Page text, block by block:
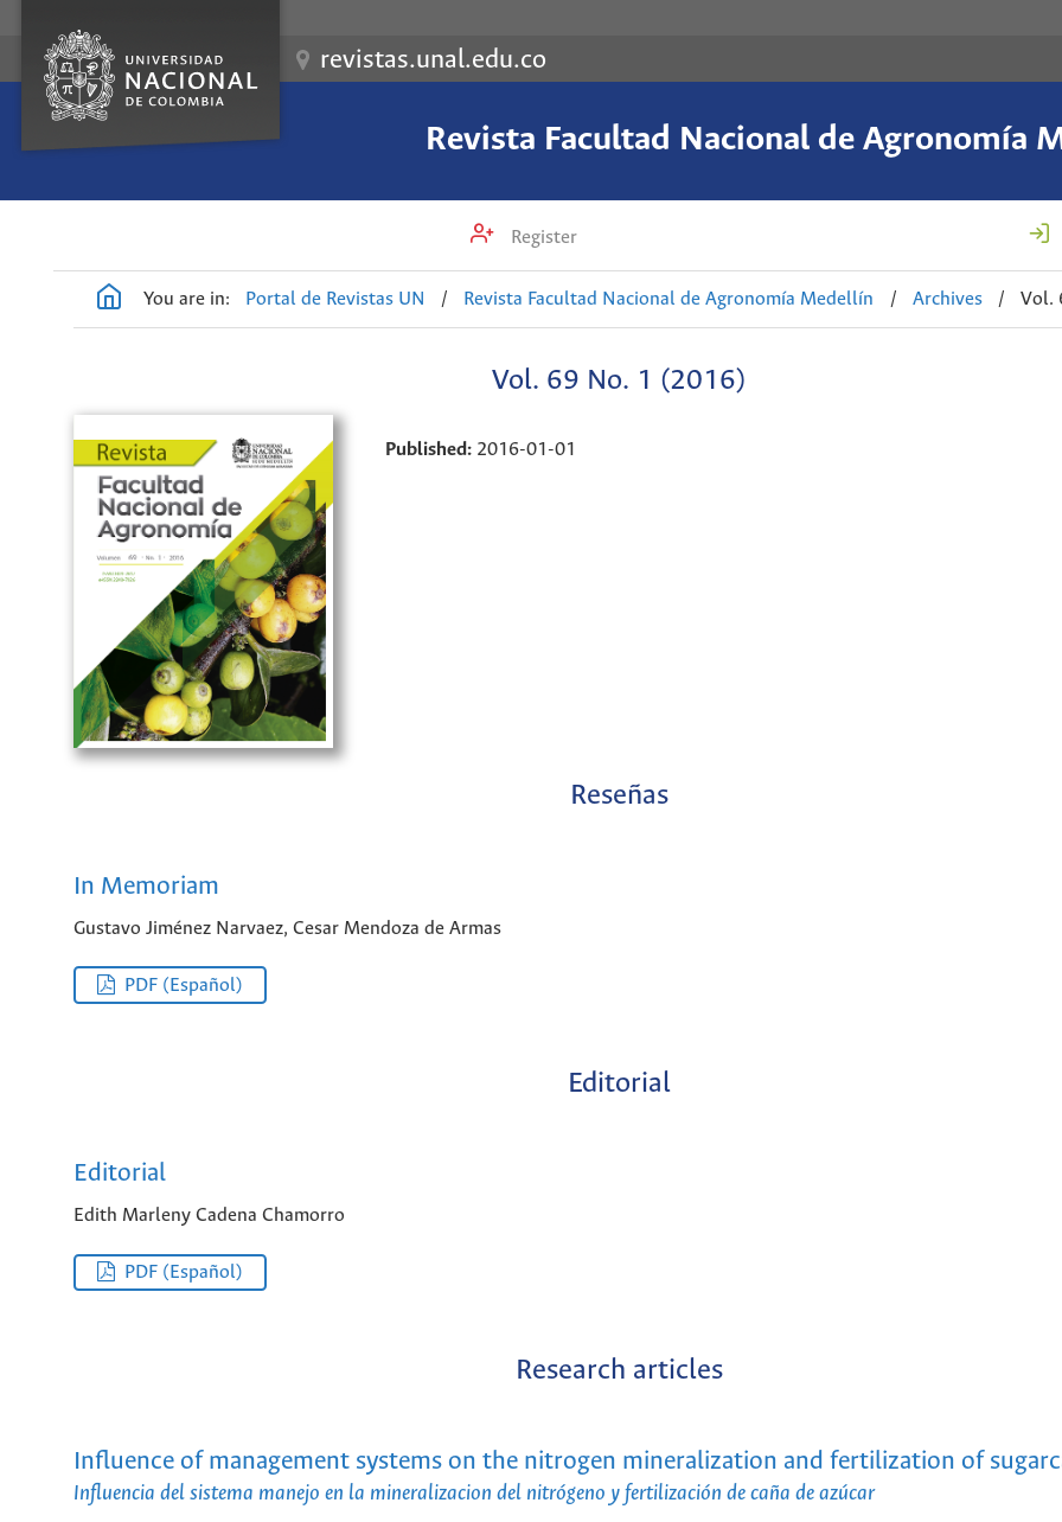
revistas.unal.edu.co
Revista Facultad Nacional de Agronomía
Register
You are in: Portal de Revistas UN / Revista Facultad Nacional de Agronomía Medellín / Archives / Vol.
Vol. 69 No. 1 (2016)
Published: 2016-01-01
Reseñas
In Memoriam
Gustavo Jiménez Narvaez, Cesar Mendoza de Armas
PDF (Español)
Editorial
Editorial
Edith Marleny Cadena Chamorro
PDF (Español)
Research articles
Influence of management systems on the nitrogen mineralization and fertilization of
Influencia del sistema manejo en la mineralizacion del nitrógeno y fertilización de caña de azúcar